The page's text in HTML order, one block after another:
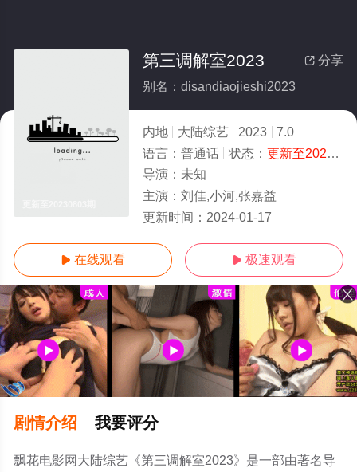
 分享
第三调解室2023
别名：disandiaojieshi2023
内地 大陆综艺 2023
7.0
语言： 普通话 状态： 更新至20230803期
导演： 未知
主演： 刘佳,小河,张嘉益
更新时间： 2024-01-17
 在线观看  极速观看
剧情介绍 我要评分
飘花电影网大陆综艺《第三调解室2023》是一部由著名导